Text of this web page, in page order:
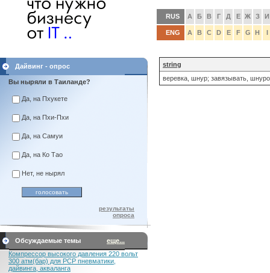
Дайвинг - опрос
Вы ныряли в Таиланде?
Да, на Пхукете
Да, на Пхи-Пхи
Да, на Самуи
Да, на Ко Тао
Нет, не нырял
результаты
опроса
Обсуждаемые темы
еще...
Компрессор высокого давления 220 вольт
300 атм(бар) для PCP пневматики,
дайвинга, акваланга
RUS А Б В Г Д Е Ж З И
ENG A B C D E F G H I
string
веревка, шнур; завязывать,